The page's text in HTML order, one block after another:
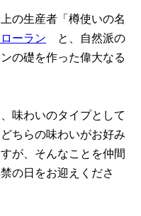
の生産者「樽使いの名
ーラン と、自然派の
の礎を作った偉大なる
味わいのタイプとして
ちらの味わいがお好み
が、そんなことを仲間
の日をお迎えくださ